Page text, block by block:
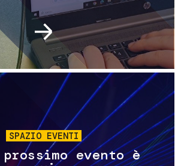
Immagine
SPAZIO EVENTI
evento è